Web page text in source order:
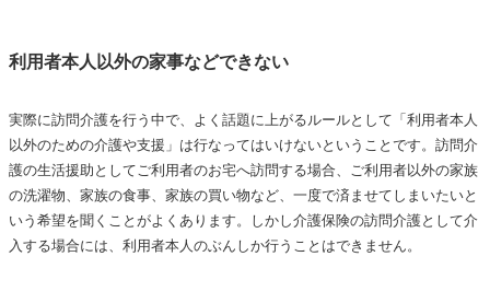
利用者本人以外の家事などできない
実際に訪問介護を行う中で、よく話題に上がるルールとして「利用者本人
以外のための介護や支援」は行なってはいけないということです。訪問介
護の生活援助としてご利用者のお宅へ訪問する場合、ご利用者以外の家族
の洗濯物、家族の食事、家族の買い物など、一度で済ませてしまいたいと
いう希望を聞くことがよくあります。しかし介護保険の訪問介護として介
入する場合には、利用者本人のぶんしか行うことはできません。